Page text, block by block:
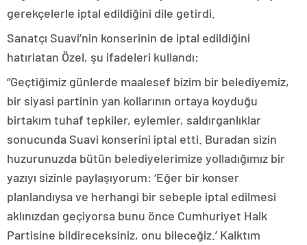
gerekçelerle iptal edildiğini dile getirdi.
Sanatçı Suavi’nin konserinin de iptal edildiğini
hatırlatan Özel, şu ifadeleri kullandı:
“Geçtiğimiz günlerde maalesef bizim bir belediyemiz,
bir siyasi partinin yan kollarının ortaya koyduğu
birtakım tuhaf tepkiler, eylemler, saldırganlıklar
sonucunda Suavi konserini iptal etti. Buradan sizin
huzurunuzda bütün belediyelerimize yolladığımız bir
yazıyı sizinle paylaşıyorum: ‘Eğer bir konser
planlandıysa ve herhangi bir sebeple iptal edilmesi
aklınızdan geçiyorsa bunu önce Cumhuriyet Halk
Partisine bildireceksiniz, onu bileceğiz.’ Kalktım